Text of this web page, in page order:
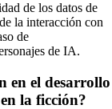
de los datos de
la interacción con
de
de IA.
en el desarrollo
la ficción?